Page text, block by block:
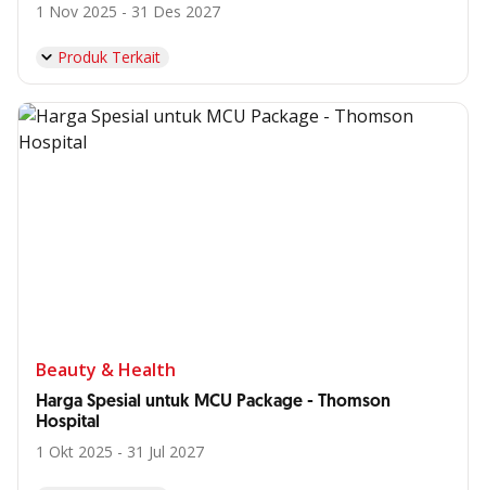
1 Nov 2025 - 31 Des 2027
Produk Terkait
Beauty & Health
Harga Spesial untuk MCU Package - Thomson
Hospital
1 Okt 2025 - 31 Jul 2027